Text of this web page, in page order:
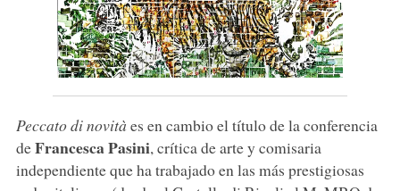
Peccato di novità es en cambio el título de la conferencia
deFrancesca Pasini, crítica de arte y comisaria
independiente que ha trabajado en las más prestigiosas